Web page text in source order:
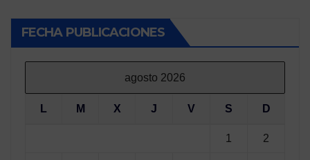
FECHA PUBLICACIONES
agosto 2026
L M X J V S D
1 2